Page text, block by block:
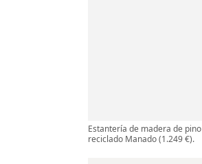
Estantería de madera de pino
reciclado Manado (1.249 €).